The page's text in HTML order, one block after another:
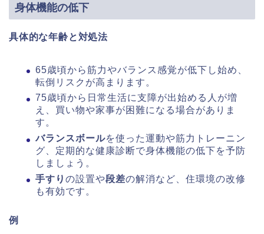
身体機能の低下
具体的な年齢と対処法
65歳頃から筋力やバランス感覚が低下し始め、
転倒リスクが高まります。
75歳頃から日常生活に支障が出始める人が増
え、買い物や家事が困難になる場合がありま
す。
バランスボールを使った運動や筋力トレーニン
グ、定期的な健康診断で身体機能の低下を予防
しましょう。
手すり の設置や段差の解消など、住環境の改修
も有効です。
例